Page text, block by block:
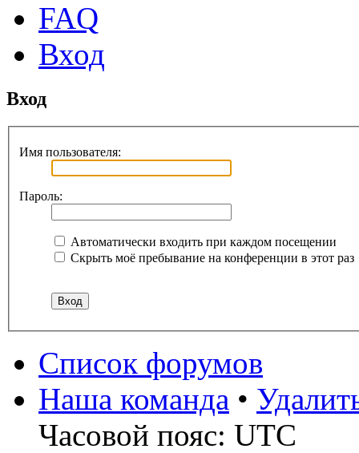
FAQ
Вход
Вход
Имя пользователя:
Пароль:
Автоматически входить при каждом посещении
Скрыть моё пребывание на конференции в этот раз
Список форумов
Наша команда •
Часовой пояс: UTC